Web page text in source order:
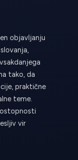
objavljanju
tako, da
praktične
teme.
vir